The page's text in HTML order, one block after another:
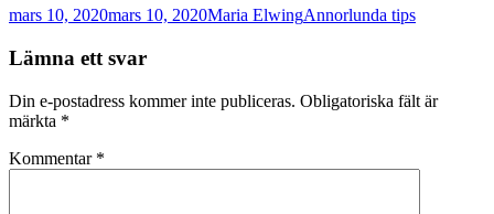
Postat
mars 10, 2020mars 10, 2020Författare
Maria ElwingKategorier
Annorlunda tips
Lämna ett svar
Din e-postadress kommer inte publiceras. Obligatoriska fält är
märkta *
Kommentar *